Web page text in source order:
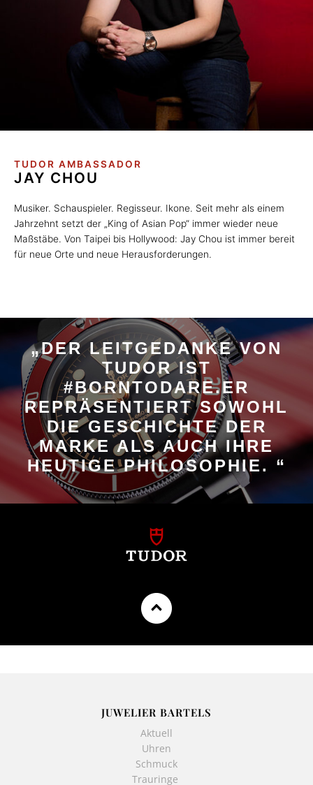
TUDOR AMBASSADOR
JAY CHOU
Musiker. Schauspieler. Regisseur. Ikone. Seit mehr als einem
Jahrzehnt setzt der „King of Asian Pop“ immer wieder neue
Maßstäbe. Von Taipei bis Hollywood: Jay Chou ist immer bereit
für neue Orte und neue Herausforderungen.
„DER LEITGEDANKE VON
TUDOR IST
#BORNTODARE.ER
REPRÄSENTIERT SOWOHL
DIE GESCHICHTE DER
MARKE ALS AUCH IHRE
HEUTIGE PHILOSOPHIE. “
JUWELIER BARTELS
Aktuell
Uhren
Schmuck
Trauringe